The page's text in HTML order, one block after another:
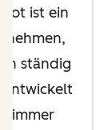
ist ein
ständig
immer